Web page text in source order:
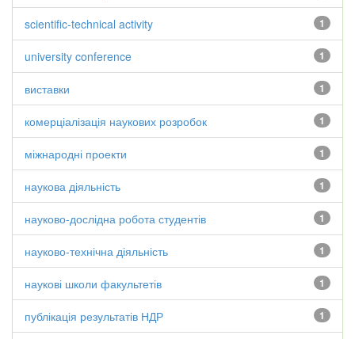
1
scientific-technical activity
1
university conference
1
виставки
1
комерціалізація наукових розробок
1
міжнародні проекти
1
наукова діяльність
1
науково-дослідна робота студентів
1
науково-технічна діяльність
1
наукові школи факультетів
1
публікація результатів НДР